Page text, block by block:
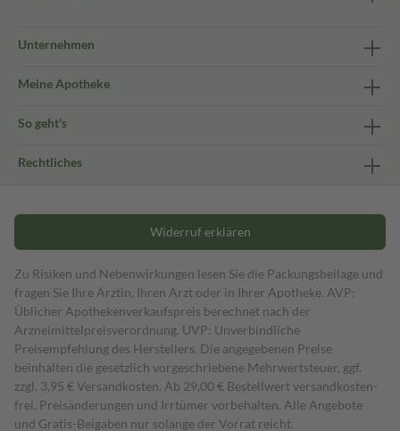
Unternehmen
Meine Apotheke
So geht's
Rechtliches
Widerruf erklären
Zu Risiken und Nebenwirkungen lesen Sie die Packungsbeilage und
fragen Sie Ihre Ärztin, Ihren Arzt oder in Ihrer Apotheke. AVP:
Üblicher Apothekenverkaufspreis berechnet nach der
Arzneimittelpreisverordnung. UVP: Unverbindliche
Preisempfehlung des Herstellers. Die angegebenen Preise
beinhalten die gesetzlich vorgeschriebene Mehrwertsteuer, ggf.
zzgl. 3,95 € Versandkosten. Ab 29,00 € Bestell­wert versand­kosten­
frei. Preisänderungen und Irrtümer vorbehalten. Alle Angebote
und Gratis-Beigaben nur solange der Vorrat reicht.